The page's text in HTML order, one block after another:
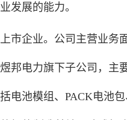
发展的能力。
市企业。公司主营业务
邦电力旗下子公司，主
电池模组、PACK电池